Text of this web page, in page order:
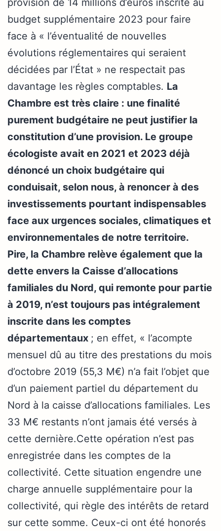
provision de 14 millions d’euros inscrite au
budget supplémentaire 2023 pour faire
face à « l’éventualité de nouvelles
évolutions réglementaires qui seraient
décidées par l’État » ne respectait pas
davantage les règles comptables. La
Chambre est très claire : une finalité
purement budgétaire ne peut justifier la
constitution d’une provision. Le groupe
écologiste avait en 2021 et 2023 déjà
dénoncé un choix budgétaire qui
conduisait, selon nous, à renoncer à des
investissements pourtant indispensables
face aux urgences sociales, climatiques et
environnementales de notre territoire.
Pire, la Chambre relève également que la
dette envers la Caisse d’allocations
familiales du Nord, qui remonte pour partie
à 2019, n’est toujours pas intégralement
inscrite dans les comptes
départementaux ; en effet, « l’acompte
mensuel dû au titre des prestations du mois
d’octobre 2019 (55,3 M€) n’a fait l’objet que
d’un paiement partiel du département du
Nord à la caisse d’allocations familiales. Les
33 M€ restants n’ont jamais été versés à
cette dernière.Cette opération n’est pas
enregistrée dans les comptes de la
collectivité. Cette situation engendre une
charge annuelle supplémentaire pour la
collectivité, qui règle des intérêts de retard
sur cette somme. Ceux-ci ont été honorés